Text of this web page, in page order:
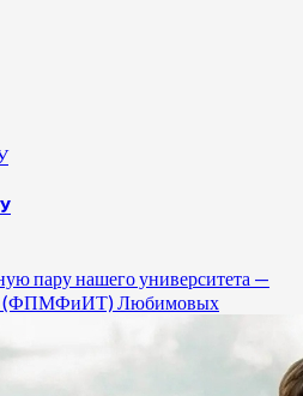
пару нашего университета —
(ФПМФиИТ) Любимовых